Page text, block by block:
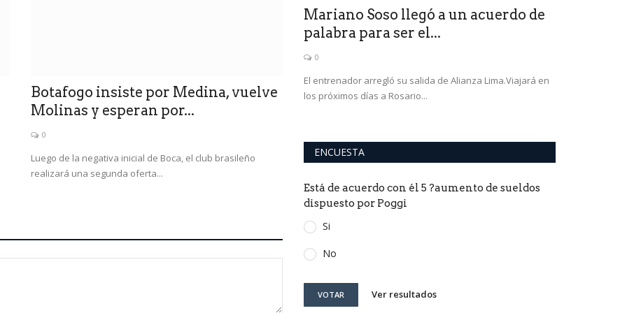
Botafogo insiste por Medina, vuelve
Molinas y esperan por...
0
Luego de la negativa inicial de Boca, el club brasileño
realizará una segunda oferta...
bandera arcoiris en su auto...
Mariano Soso llegó a un acuerdo de
palabra para ser el...
0
El entrenador arregló su salida de Alianza Lima.Viajará en
los próximos días a Rosario...
ENCUESTA
Está de acuerdo con él 5 ?aumento de sueldos
dispuesto por Poggi
Si
No
VOTAR Ver resultados